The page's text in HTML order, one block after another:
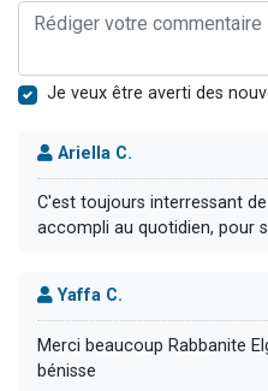
Je veux être averti des
Ariella C.
C'est toujours interressant
accompli au quotidien, pour
Yaffa C.
Merci beaucoup Rabbanite
bénisse